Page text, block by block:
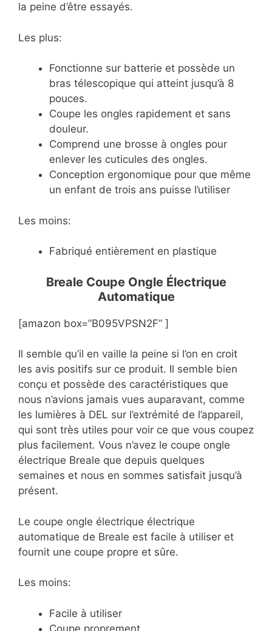
la peine d’être essayés.
Les plus:
Fonctionne sur batterie et possède un
bras télescopique qui atteint jusqu’à 8
pouces.
Coupe les ongles rapidement et sans
douleur.
Comprend une brosse à ongles pour
enlever les cuticules des ongles.
Conception ergonomique pour que même
un enfant de trois ans puisse l’utiliser
Les moins:
Fabriqué entièrement en plastique
Breale Coupe Ongle Électrique
Automatique
[amazon box=”B095VPSN2F” ]
Il semble qu’il en vaille la peine si l’on en croit
les avis positifs sur ce produit. Il semble bien
conçu et possède des caractéristiques que
nous n’avions jamais vues auparavant, comme
les lumières à DEL sur l’extrémité de l’appareil,
qui sont très utiles pour voir ce que vous coupez
plus facilement. Vous n’avez le coupe ongle
électrique Breale que depuis quelques
semaines et nous en sommes satisfait jusqu’à
présent.
Le coupe ongle électrique électrique
automatique de Breale est facile à utiliser et
fournit une coupe propre et sûre.
Les moins:
Facile à utiliser
Coupe proprement